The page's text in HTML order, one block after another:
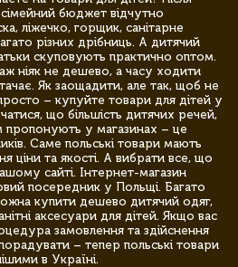
бюджет відчутно
ліжечко, горщик, санітарне
різних дрібниць. А дитячий
скуповують практично оптом.
ніяк не дешево, а часу ходити
Як заощадити, але так, щоб не
– купуйте товари для дітей у
що більшість дитячих речей,
пропонують у магазинах – це
Саме польські товари мають
ціни та якості. А вибрати все, що
сайті. Інтернет-магазин
посередник у Польщі. Багато
купити дешево дитячий одяг,
аксесуари для дітей. Якщо вас
замовлення та здійснення
– тепер польські товари
в Україні.